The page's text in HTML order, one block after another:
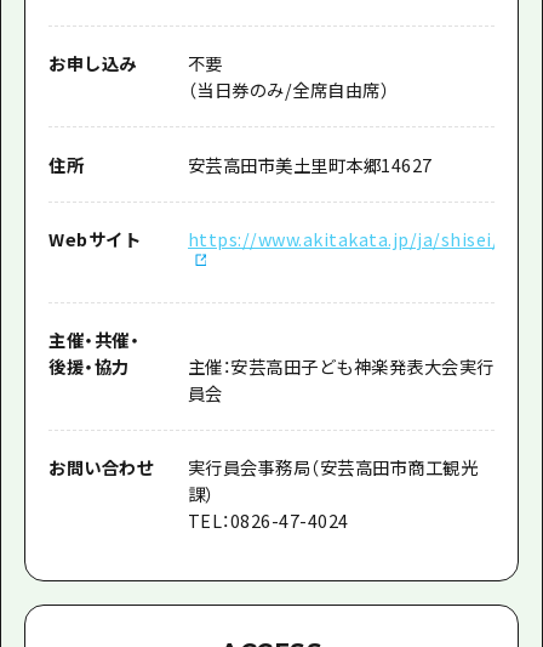
お申し込み
不要
（当日券のみ/全席自由席）
住所 安芸高田市美土里町本郷14627
Webサイト https://www.akitakata.jp/ja/shisei/
主催・共催・
後援・協力
主催：安芸高田子ども神楽発表大会実行
員会
お問い合わせ
実行員会事務局（安芸高田市商工観光
課）
TEL：0826-47-4024